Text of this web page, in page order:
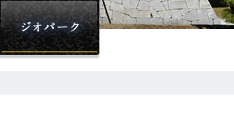
各種申請・届物取扱等ジオパーク